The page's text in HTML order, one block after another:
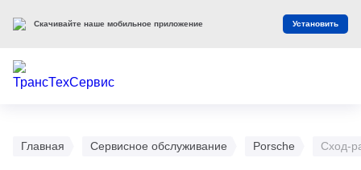
Главная Сервисное обслуживание Porsche Сход-
Скачивайте наше мобильное приложение Установить